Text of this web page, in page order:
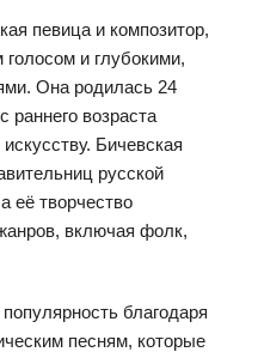
певица и композитор,
и глубокими,
Она родилась 24
раннего возраста
Бичевская
русской
её творчество
включая фолк,
благодаря
песням, которые